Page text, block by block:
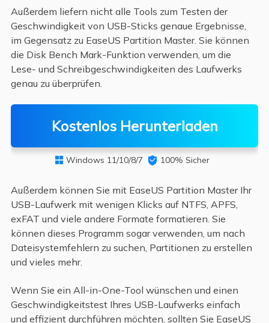
Außerdem liefern nicht alle Tools zum Testen der
Geschwindigkeit von USB-Sticks genaue Ergebnisse,
im Gegensatz zu EaseUS Partition Master. Sie können
die Disk Bench Mark-Funktion verwenden, um die
Lese- und Schreibgeschwindigkeiten des Laufwerks
genau zu überprüfen.
Kostenlos Herunterladen
 Windows 11/10/8/7  100% Sicher
Außerdem können Sie mit EaseUS Partition Master Ihr
USB-Laufwerk mit wenigen Klicks auf NTFS, APFS,
exFAT und viele andere Formate formatieren. Sie
können dieses Programm sogar verwenden, um nach
Dateisystemfehlern zu suchen, Partitionen zu erstellen
und vieles mehr.
Wenn Sie ein All-in-One-Tool wünschen und einen
Geschwindigkeitstest Ihres USB-Laufwerks einfach
und effizient durchführen möchten, sollten Sie EaseUS